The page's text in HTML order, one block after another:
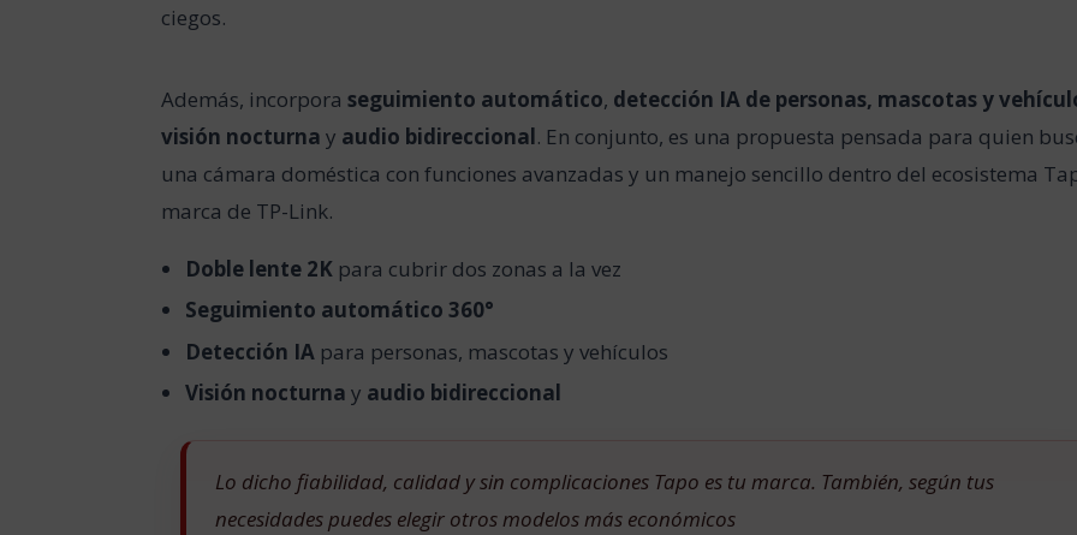
ciegos.
Además, incorporaseguimiento automático, detección IA de personas, mascotas y
visión nocturna y audio bidireccional. En conjunto, es una propuesta pensada para quien
una cámara doméstica con funciones avanzadas y un manejo sencillo dentro del ecosistema
marca de TP-Link.
Doble lente 2K para cubrir dos zonas a la vez
Seguimiento automático 360°
Detección IA para personas, mascotas y vehículos
Visión nocturna y audio bidireccional
Lo dicho fiabilidad, calidad y sin complicaciones Tapo es tu marca. También, según tus
necesidades puedes elegir otros modelos más económicos